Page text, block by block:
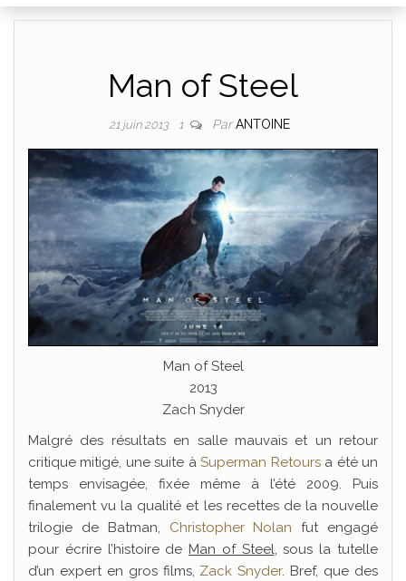
Man of Steel
21 juin 2013 1 ParANTOINE
Man of Steel
2013
Zach Snyder
Malgré des résultats en salle mauvais et un retour
critique mitigé, une suite àSuperman Retoursa été un
temps envisagée, fixée même à l’été 2009. Puis
finalement vu la qualité et les recettes de la nouvelle
trilogie de Batman, Christopher Nolan fut engagé
pour écrire l’histoire de Man of Steel, sous la tutelle
d’un expert en gros films, Zack Snyder. Bref, que des